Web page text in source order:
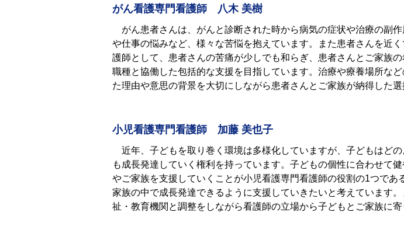
がん看護専門看護師 八木 美樹
がん患者さんは、がんと診断された時から病気の症状や治療の副
や仕事の悩みなど、様々な苦悩を抱えています。また患者さんを近
護師として、患者さんの苦痛が少しでも和らぎ、患者さんとご家族
職種と協働した包括的な⽀援を⽬指しています。治療や療養場所な
た理由や意思の背景を⼤切にしながら患者さんとご家族が納得した
小児看護専門看護師 加藤 美也子
近年、子どもを取り巻く環境は多様化していますが、子どもはど
も成長発達していく権利を持っています。子どもの個性に合わせて
やご家族を支援していくことが小児看護専門看護師の役割の1つで
家族の中で成長発達できるように支援していきたいと考えています
祉・教育機関と調整をしながら看護師の立場から子どもとご家族に